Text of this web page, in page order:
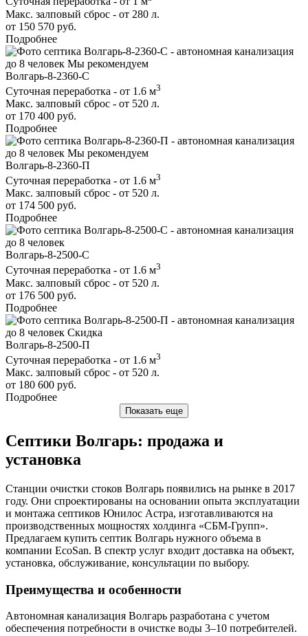
Макс. залповый сброс - от 280 л.
от 150 570 руб.
Подробнее
до 8 человек Мы рекомендуем
Волгарь-8-2360-С
Суточная переработка - от 1.6 м3
Макс. залповый сброс - от 520 л.
от 170 400 руб.
Подробнее
до 8 человек Мы рекомендуем
Волгарь-8-2360-П
Суточная переработка - от 1.6 м3
Макс. залповый сброс - от 520 л.
от 174 500 руб.
Подробнее
до 8 человек
Волгарь-8-2500-С
Суточная переработка - от 1.6 м3
Макс. залповый сброс - от 520 л.
от 176 500 руб.
Подробнее
до 8 человек Скидка
Волгарь-8-2500-П
Суточная переработка - от 1.6 м3
Макс. залповый сброс - от 520 л.
от 180 600 руб.
Подробнее
Показать еще
Септики Волгарь: продажа и
установка
Станции очистки стоков Волгарь появились на рынке в 2017
году. Они спроектированы на основании опыта эксплуатации
и монтажа септиков Юнилос Астра, изготавливаются на
производственных мощностях холдинга «СБМ-Групп».
Предлагаем купить септик Волгарь нужного объема в
компании EcoSan. В спектр услуг входит доставка на объект,
установка, обслуживание, консультации по выбору.
Преимущества и особенности
Автономная канализация Волгарь разработана с учетом
обеспечения потребности в очистке воды 3–10 потребителей.